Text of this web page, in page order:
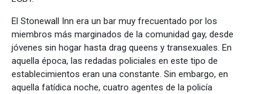
El Stonewall Inn era un bar muy frecuentado por los
miembros más marginados de la comunidad gay, desde
jóvenes sin hogar hasta drag queens y transexuales. En
aquella época, las redadas policiales en este tipo de
establecimientos eran una constante. Sin embargo, en
aquella fatídica noche, cuatro agentes de la policía